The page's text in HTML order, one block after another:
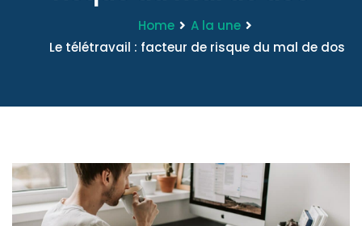
Home
A la une
Le télétravail : facteur de risque du mal de dos